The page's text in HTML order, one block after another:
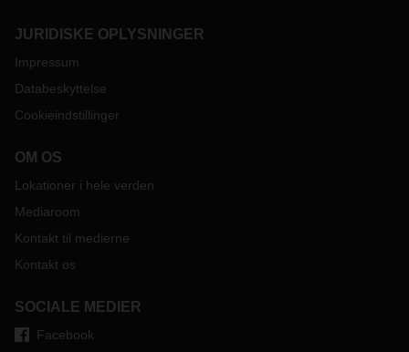
JURIDISKE OPLYSNINGER
Impressum
Databeskyttelse
Cookieindstillinger
OM OS
Lokationer i hele verden
Mediaroom
Kontakt til medierne
Kontakt os
SOCIALE MEDIER
Facebook